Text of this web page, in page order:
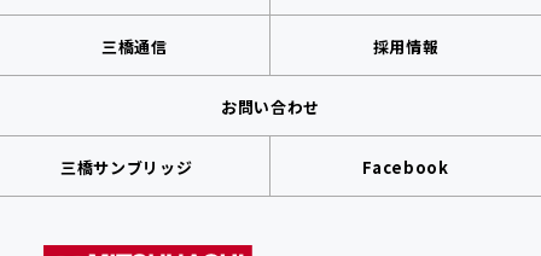
三橋通信 採用情報
お問い合わせ
三橋サンブリッジ Facebook